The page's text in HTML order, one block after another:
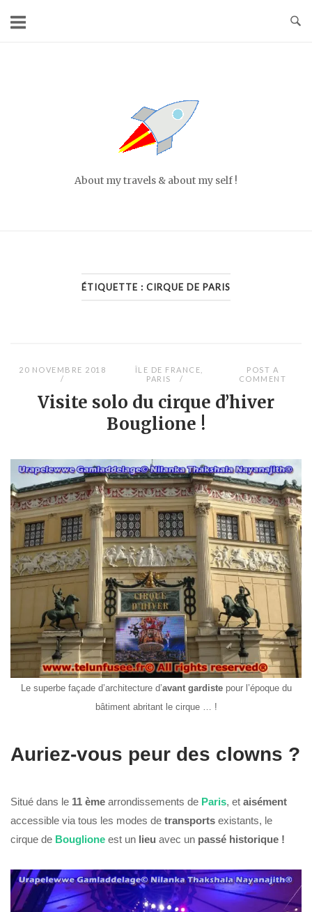
About my travels & about my self !
ÉTIQUETTE : CIRQUE DE PARIS
20 NOVEMBRE 2018 ÎLE DE FRANCE
PARIS
POST A
COMMENT
Visite solo du cirque d’hiver
Bouglione !
Le superbe façade d’architecture d’avant gardistepour l’époque du
bâtiment abritant le cirque … !
Auriez-vous peur des clowns ?
Situé dans le 11 ème arrondissements de Paris, et aisément
accessible via tous les modes de transports existants, le
cirque de Bouglione est un lieu avec un passé historique !